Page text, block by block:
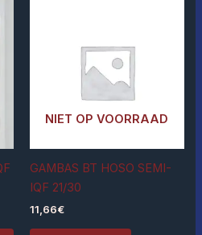
NIET OP VOORRAAD
GAMBAS BT HOSO SEMI-
IQF 21/30
11,66€